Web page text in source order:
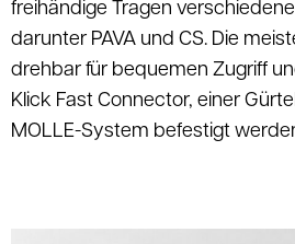
freihändige Tragen
darunter PAVA und CS. Die
drehbar für bequemen Zugriff
Klick Fast Connector, einer
MOLLE-System befestigt